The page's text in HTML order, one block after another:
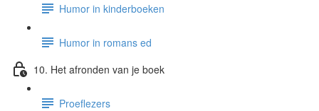
Humor in kinderboeken
Humor in romans ed
10. Het afronden van je boek
Proeflezers